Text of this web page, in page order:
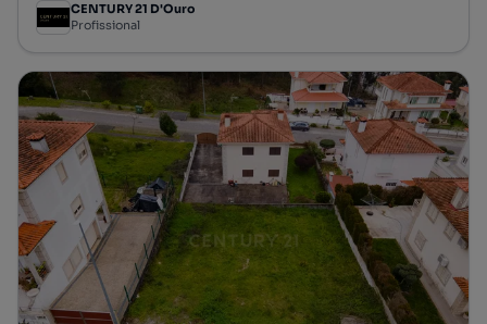
CENTURY 21 D'Ouro
Profissional